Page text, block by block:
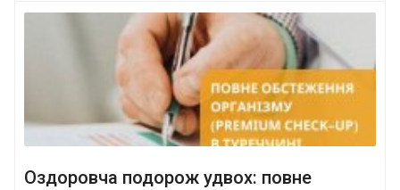
Оздоровча подорож удвох: повне